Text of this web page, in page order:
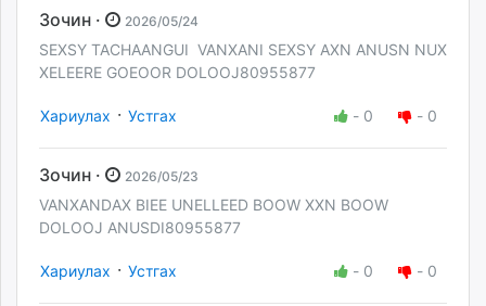
Зочин · 2026/05/24
SEXSY TACHAANGUI VANXANI SEXSY AXN ANUSN NUX
XELEERE GOEOOR DOLOOJ80955877
Хариулах · Устгах - 0 - 0
Зочин · 2026/05/23
VANXANDAX BIEE UNELLEED BOOW XXN BOOW
DOLOOJ ANUSDI80955877
Хариулах · Устгах - 0 - 0